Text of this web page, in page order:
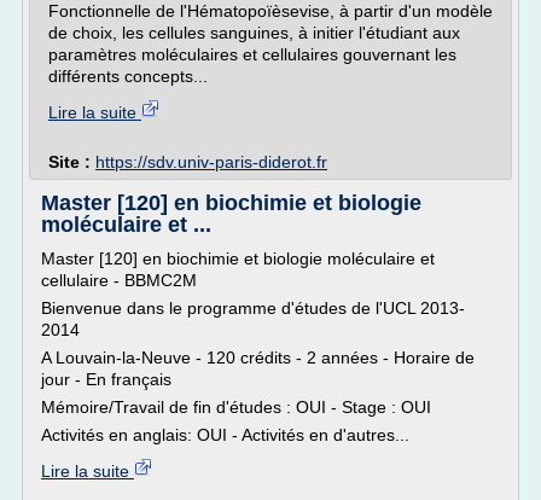
Fonctionnelle de l'Hématopoïèsevise, à partir d'un modèle
de choix, les cellules sanguines, à initier l'étudiant aux
paramètres moléculaires et cellulaires gouvernant les
différents concepts...
Lire la suite
Site : https://sdv.univ-paris-diderot.fr
Master [120] en biochimie et biologie
moléculaire et ...
Master [120] en biochimie et biologie moléculaire et
cellulaire - BBMC2M
Bienvenue dans le programme d'études de l'UCL 2013-
2014
A Louvain-la-Neuve - 120 crédits - 2 années - Horaire de
jour - En français
Mémoire/Travail de fin d'études : OUI - Stage : OUI
Activités en anglais: OUI - Activités en d'autres...
Lire la suite